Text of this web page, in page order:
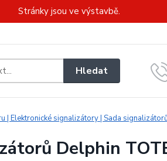
Stránky jsou ve výstavbě.
Hledat
| Elektronické signalizátory | Sada
Delphin